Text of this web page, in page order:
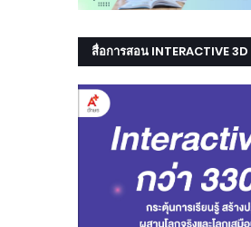
สื่อการสอน INTERACTIVE 3D